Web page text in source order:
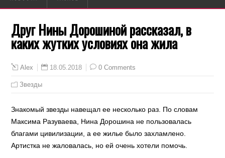
Друг Нины Дорошиной рассказал, в
каких жутких условиях она жила
Alex 18.05.2018 0 Comments
Звезды
Знакомый звезды навещал ее несколько раз. По словам
Максима Разуваева, Нина Дорошина не пользовалась
благами цивилизации, а ее жилье было захламлено.
Артистка не жаловалась, но ей очень хотели помочь.